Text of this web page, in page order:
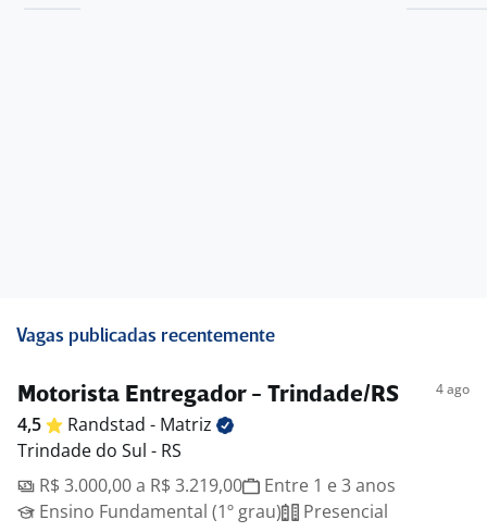
Vagas publicadas recentemente
Motorista Entregador - Trindade/RS 4 ago
4,5 Randstad - Matriz
Trindade do Sul - RS
R$ 3.000,00 a R$ 3.219,00
Entre 1 e 3 anos
Ensino Fundamental (1º grau)
Presencial